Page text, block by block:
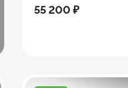
55 200 ₽